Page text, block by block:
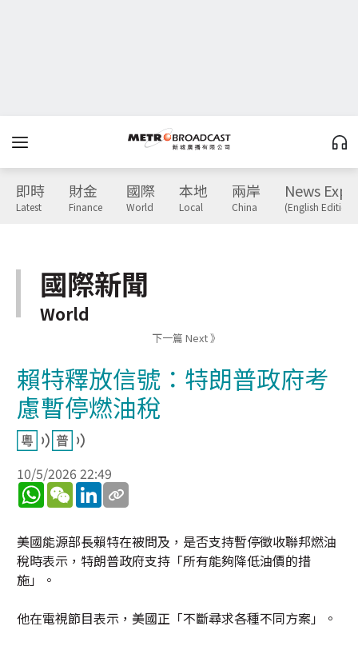
即時
Latest
財金
Finance
國際
World
本地
Local
兩岸
China
News
(English Edition)
國際新聞
World
下一篇 Next 》
賴特釋放信號：特朗普政府考
慮暫停燃油稅
10/5/2026 22:49
WhatsApp
WeChatLinkedIn
美國能源部長賴特在被問及，是否支持暫停徵收聯邦燃油
稅時表示，特朗普政府支持「所有能夠降低油價的措
施」。
他在電視節目表示，美國正「不斷尋求各種不同方案」。